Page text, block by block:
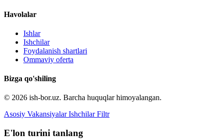
Havolalar
Ishlar
Ishchilar
Foydalanish shartlari
Ommaviy oferta
Bizga qo'shiling
© 2026 ish-bor.uz. Barcha huquqlar himoyalangan.
Asosiy Vakansiyalar Ishchilar Filtr
E'lon turini tanlang